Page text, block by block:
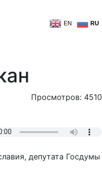
EN RU
Просмотров: 4510
депутата Госдумы